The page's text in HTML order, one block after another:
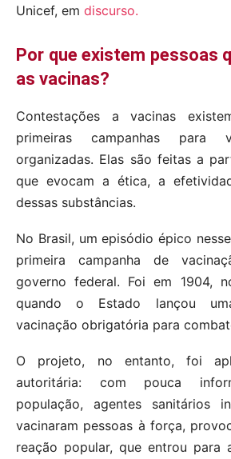
Unicef, em discurso.
Por que existem pessoas
as vacinas?
Contestações a vacinas
primeiras campanhas para
organizadas. Elas são feitas a
que evocam a ética, a
dessas substâncias.
No Brasil, um episódio épico
primeira campanha de
governo federal. Foi em 1904,
quando o Estado lançou
vacinação obrigatória para
O projeto, no entanto, foi
autoritária: com pouca
população, agentes sanitários
vacinaram pessoas à força,
reação popular, que entrou para